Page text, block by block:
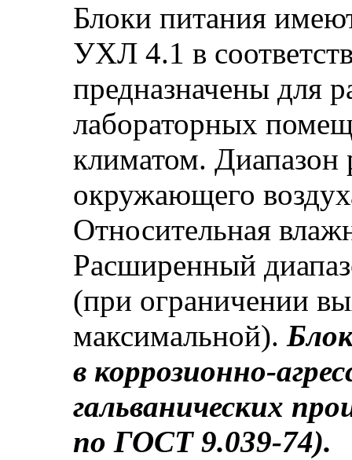
Блоки питания
УХЛ 4.1 в
предназначены для
лабораторных
климатом. Диапазон
окружающего
Относительная
Расширенный
(при ограничении
максимальной).
в коррозионно-
гальванических
по ГОСТ 9.039-74).